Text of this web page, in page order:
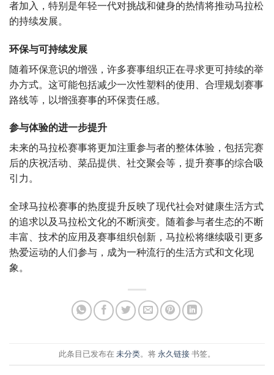
者加入，特别是年轻一代对挑战和健身的热情将推动马拉松
的持续发展。
环保与可持续发展
随着环保意识的增强，许多赛事组织正在寻求更可持续的举
办方式。这可能包括减少一次性塑料的使用、合理规划赛事
路线等，以增强赛事的环保责任感。
参与体验的进一步提升
未来的马拉松赛事将更加注重参与者的整体体验，包括完赛
后的庆祝活动、菜品提供、社交聚会等，提升赛事的综合吸
引力。
全球马拉松赛事的热度提升反映了现代社会对健康生活方式
的追求以及马拉松文化的不断演变。随着参与者生态的不断
丰富、技术的应用及赛事组织创新，马拉松将继续吸引更多
热爱运动的人们参与，成为一种流行的生活方式和文化现
象。
此条目已发布在 未分类。将 永久链接 书签。